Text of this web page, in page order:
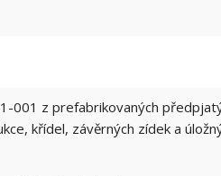
z prefabrikovaných
křídel, závěrných zídek a